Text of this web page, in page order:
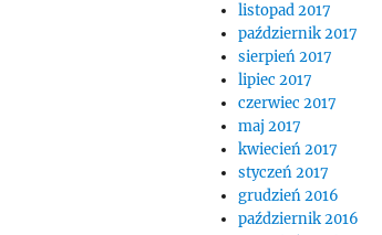
listopad 2017
październik 2017
sierpień 2017
lipiec 2017
czerwiec 2017
maj 2017
kwiecień 2017
styczeń 2017
grudzień 2016
październik 2016